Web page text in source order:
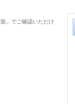
」でご確認いただけ